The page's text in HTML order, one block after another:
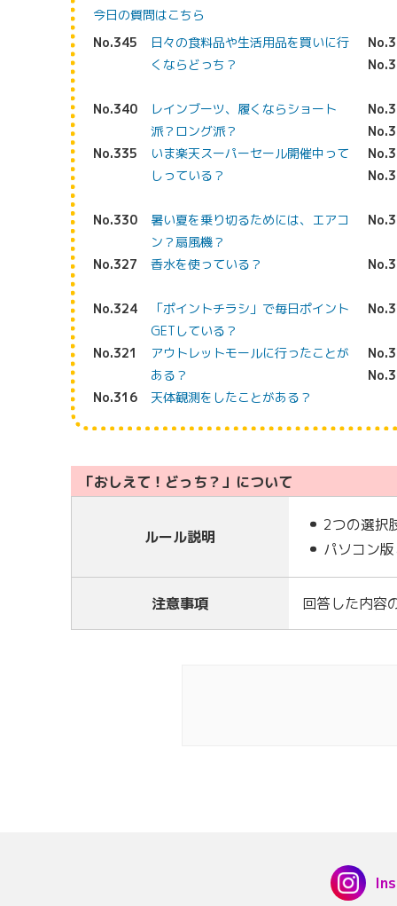
今日の質問はこちら
No.345
日々の食料品や生活用品を買いに行
くならどっち？
No.340
レインブーツ、履くならショート
派？ロング派？
No.335
いま楽天スーパーセール開催中って
しっている？
No.330
暑い夏を乗り切るためには、エアコ
ン？扇風機？
No.327 香水を使っている？
No.324
「ポイントチラシ」で毎日ポイント
GETしている？
No.321
アウトレットモールに行ったことが
ある？
No.316
天体観測をしたことがある？
「おしえて！どっち？」について
ルール説明
2つの選択
パソコン
注意事項 回答した内容